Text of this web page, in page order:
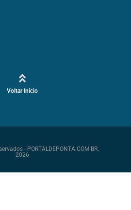
Voltar Início
- PORTALDEPONTA.COM.BR.
2026